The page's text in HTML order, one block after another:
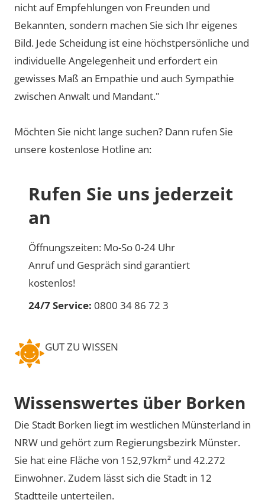
nicht auf Empfehlungen von Freunden und
Bekannten, sondern machen Sie sich Ihr eigenes
Bild. Jede Scheidung ist eine höchstpersönliche und
individuelle Angelegenheit und erfordert ein
gewisses Maß an Empathie und auch Sympathie
zwischen Anwalt und Mandant."
Möchten Sie nicht lange suchen? Dann rufen Sie
unsere kostenlose Hotline an:
Rufen Sie uns jederzeit
an
Öffnungszeiten: Mo-So 0-24 Uhr
Anruf und Gespräch sind garantiert
kostenlos!
24/7 Service: 0800 34 86 72 3
GUT ZU WISSEN
Wissenswertes über Borken
Die Stadt Borken liegt im westlichen Münsterland in
NRW und gehört zum Regierungsbezirk Münster.
Sie hat eine Fläche von 152,97km² und 42.272
Einwohner. Zudem lässt sich die Stadt in 12
Stadtteile unterteilen.